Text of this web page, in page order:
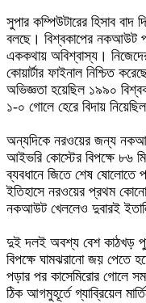
সুপার কম্পিউটারের হিসাব বাদ
বলছে। বিশ্বকাপের নকআউট
এককথায় অবিশ্বাস্য।
কোয়ার্টার ফাইনাল নিশ্চিত
অভিজ্ঞতা হয়েছিল ১৯৯০
১-০ গোলে হেরে বিদায়
অন্যদিকে নরওয়ের জন্য
আইভরি কোস্টের বিপক্ষে ৮৬
ব্যবধানে জিতে শেষ ষোলোতে
ইতিহাসে নরওয়ের প্রথম
নকআউট খেললেও দুবারই
দুই দলই অবশ্য বেশ কাঠখড়
বিপক্ষে ঘামঝরানো জয় পেতে
পড়ার পর কাসেমিরোর গোলে
ঠিক আগমুহূর্তে গ্যাব্রিয়েল